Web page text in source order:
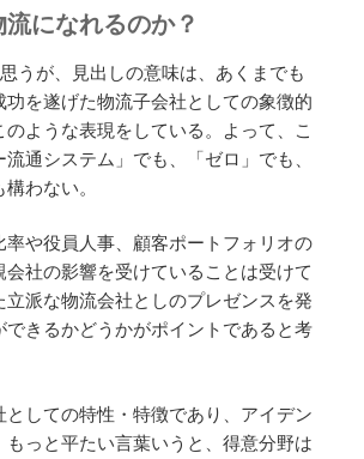
になれるのか？
うが、見出しの意味は、あくまでも
功を遂げた物流子会社としての象徴的
ような表現をしている。よって、こ
通システム」でも、「ゼロ」でも、
わない。
率や役員人事、顧客ポートフォリオの
社の影響を受けていることは受けて
立派な物流会社としのプレゼンスを発
できるかどうかがポイントであると考
としての特性・特徴であり、アイデン
もっと平たい言葉いうと、得意分野は